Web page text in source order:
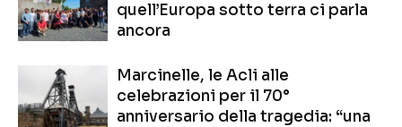
quell’Europa sotto terra ci parla
ancora
Marcinelle, le Acli alle
celebrazioni per il 70°
anniversario della tragedia: “una